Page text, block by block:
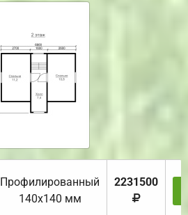
Профилированный
140х140 мм
2231500